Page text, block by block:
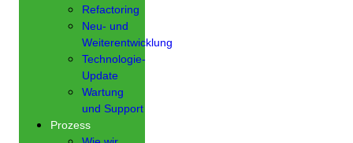
Refactoring
Neu- und
Weiterentwicklung
Technologie-
Update
Wartung
und Support
Prozess